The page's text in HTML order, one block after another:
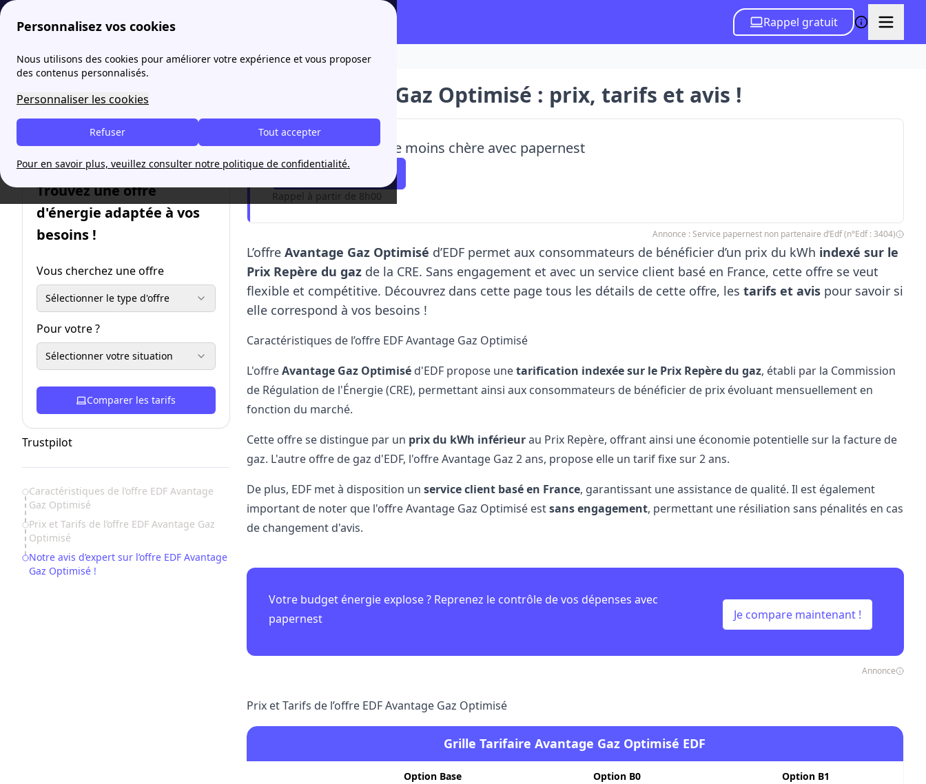
Personnalisez vos cookies
Nous utilisons des cookies pour améliorer votre expérience et vous proposer
des contenus personnalisés.
Personnaliser les cookies
Tout accepter
Refuser
Pour en savoir plus, veuillez consulter notre politique de confidentialité.
Rappel gratuit
papernest MoreOffres EDF Avantage Gaz Optimisé : prix, tarifs et avis !
Trouvez une offre
d'énergie adaptée à vos
besoins !
Vous cherchez une offre
Sélectionner le type d'offre
Pour votre ?
Sélectionner votre situation
Comparer les tarifs
Trustpilot
Table of Contents
Caractéristiques de l’offre EDF Avantage
Gaz Optimisé
Prix et Tarifs de l’offre EDF Avantage Gaz
Optimisé
Notre avis d’expert sur l’offre EDF Avantage
Gaz Optimisé !
EDF Avantage Gaz Optimisé : prix, tarifs et avis !
Je souscris une offre moins chère avec papernest
Me faire rappeler !
Rappel à partir de 8h00
Annonce : Service papernest non partenaire d’Edf (n°Edf : 3404)
L’offre Avantage Gaz Optimisé d’EDF permet aux consommateurs de bénéficier d’un prix du kWh indexé sur le
Prix Repère du gazde la CRE. Sans engagement et avec un service client basé en France, cette offre se veut
flexible et compétitive. Découvrez dans cette page tous les détails de cette offre, les tarifs et avispour savoir si
elle correspond à vos besoins !
Caractéristiques de l’offre EDF Avantage Gaz Optimisé
​L'offreAvantage Gaz Optimiséd'EDF propose unetarification indexée sur le Prix Repère du gaz, établi par la Commission
de Régulation de l'Énergie (CRE), permettant ainsi aux consommateurs de bénéficier de prix évoluant mensuellement en
fonction du marché.
Cette offrese distingue par un prix du kWh inférieurau Prix Repère, offrant ainsi une économie potentielle sur la facture de
gaz. L'autre offre de gaz d'EDF, l'offre Avantage Gaz 2 ans, propose elle un tarif fixe sur 2 ans.
De plus, EDF met à disposition un service client basé en France, garantissant une assistance de qualité. Il est également
important de noter que l'offre Avantage Gaz Optimisé estsans engagement, permettant une résiliation sans pénalités en cas
de changement d'avis.
Votre budget énergie explose ? Reprenez le contrôle de vos dépenses avec
papernest
Je compare maintenant !
Annonce
Prix et Tarifs de l’offre EDF Avantage Gaz Optimisé
Grille Tarifaire Avantage Gaz Optimisé EDF
Option Base Option B0 Option B1